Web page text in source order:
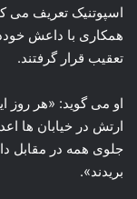
اسپوتنیک تعریف می
همکاری با داعش
تعقیب قرار گرفتند.
او می گوید: «هر روز
ارتش در خیابان ها
جلوی همه در مقابل
بریدند».